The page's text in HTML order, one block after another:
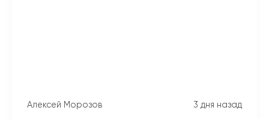
Алексей Морозов 3 дня назад